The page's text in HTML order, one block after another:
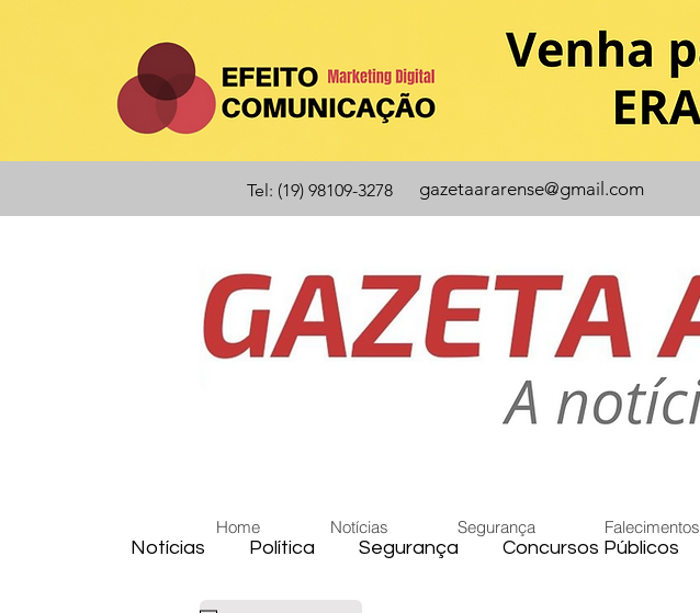
Tel: (19) 98109-3278 gazetaararense@gmail.com
Home Notícias Segurança Falecimentos
Notícias Política Segurança Concursos Públicos